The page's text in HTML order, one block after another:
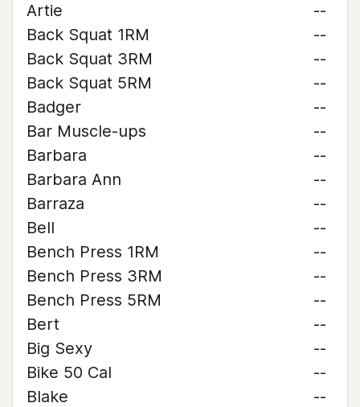
Artie
--
Back Squat 1RM
--
Back Squat 3RM
--
Back Squat 5RM
--
Badger
--
Bar Muscle-ups
--
Barbara
--
Barbara Ann
--
Barraza
--
Bell
--
Bench Press 1RM
--
Bench Press 3RM
--
Bench Press 5RM
--
Bert
--
Big Sexy
--
Bike 50 Cal
--
Blake
--